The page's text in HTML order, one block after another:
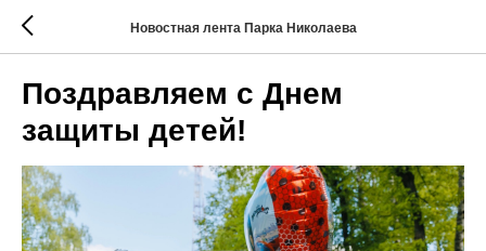
Новостная лента Парка Николаева
Поздравляем с Днем
защиты детей!